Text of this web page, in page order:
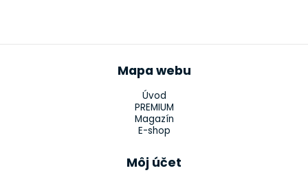
Mapa webu
Úvod
PREMIUM
Magazín
E-shop
Môj účet